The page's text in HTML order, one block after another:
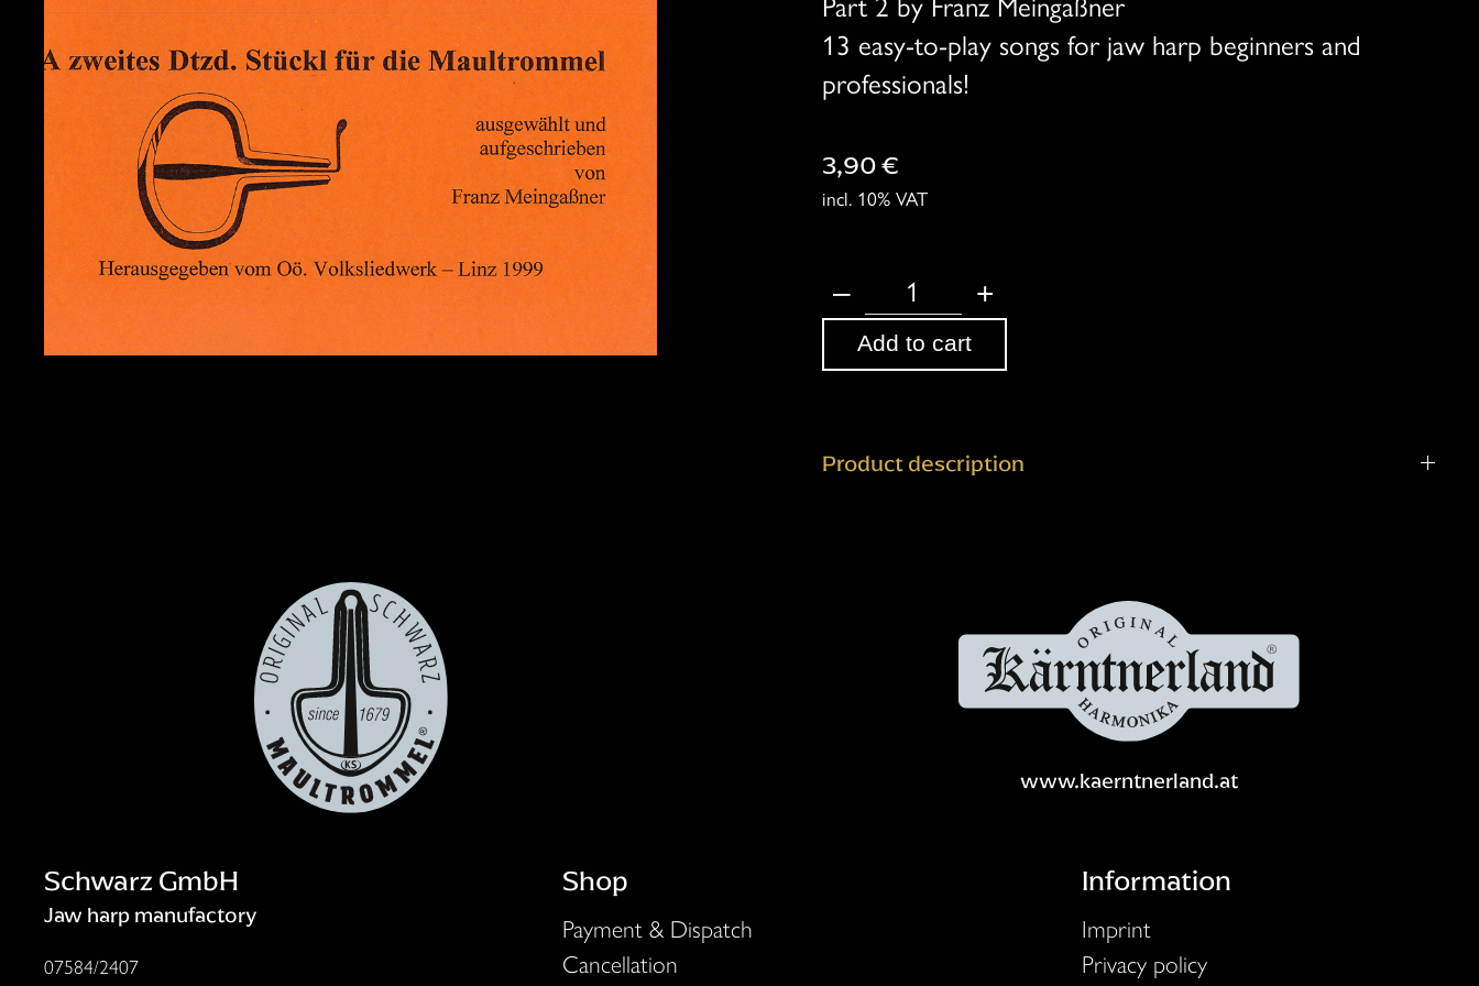
Part 2 by Franz Meingaßner
13 easy-to-play songs for jaw harp beginners and
professionals!
3,90€
incl. 10% VAT
–
A
zweites
für
+
Add to cart
Product description
Schwarz GmbH
Jaw harp manufactory
07584/2407
Shop
Payment & Dispatch
Cancellation
Information
Imprint
Privacy policy
www.kaerntnerland.at